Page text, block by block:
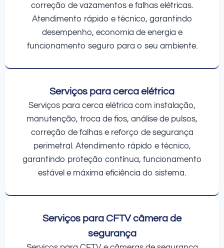
correção de vazamentos e falhas elétricas.
Atendimento rápido e técnico, garantindo
desempenho, economia de energia e
funcionamento seguro para o seu ambiente.
Serviços para cerca elétrica
Serviços para cerca elétrica com instalação,
manutenção, troca de fios, análise de pulsos,
correção de falhas e reforço de segurança
perimetral. Atendimento rápido e técnico,
garantindo proteção contínua, funcionamento
estável e máxima eficiência do sistema.
Serviços para CFTV câmera de
segurança